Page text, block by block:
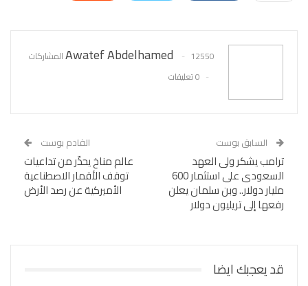
Awatef Abdelhamed
12550 المشاركات
0 تعليقات
السابق بوست
ترامب يشكر ولى العهد
السعودى على استثمار 600
مليار دولار.. وبن سلمان يعلن
رفعها إلى تريليون دولار
القادم بوست
عالم مناخ يحذّر من تداعيات
توقف الأقمار الاصطناعية
الأميركية عن رصد الأرض
قد يعجبك ايضا